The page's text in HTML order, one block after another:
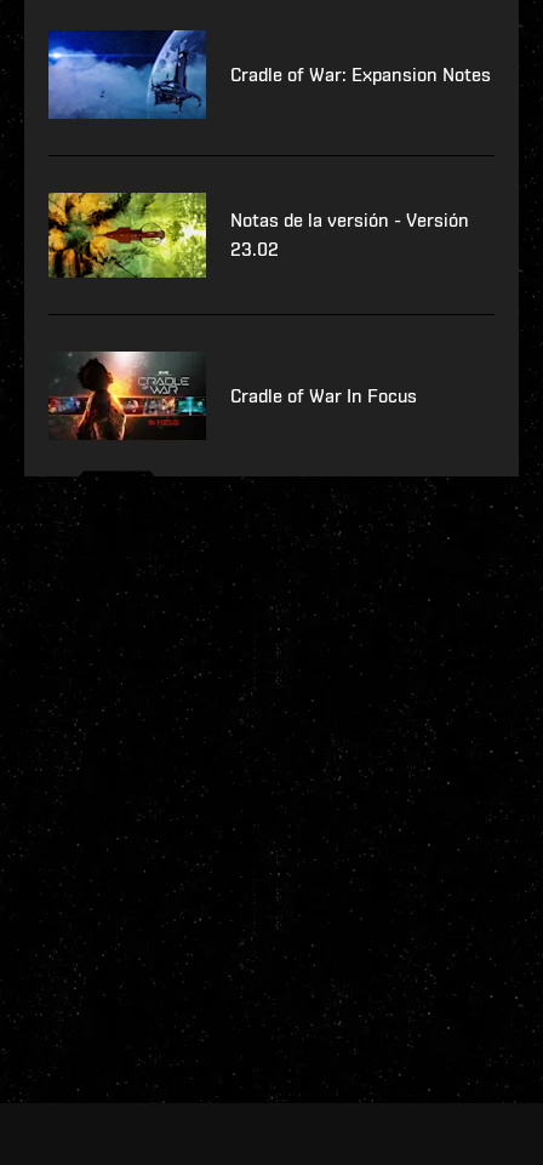
Cradle of War: Expansion Notes
Notas de la versión - Versión
23.02
Cradle of War In Focus